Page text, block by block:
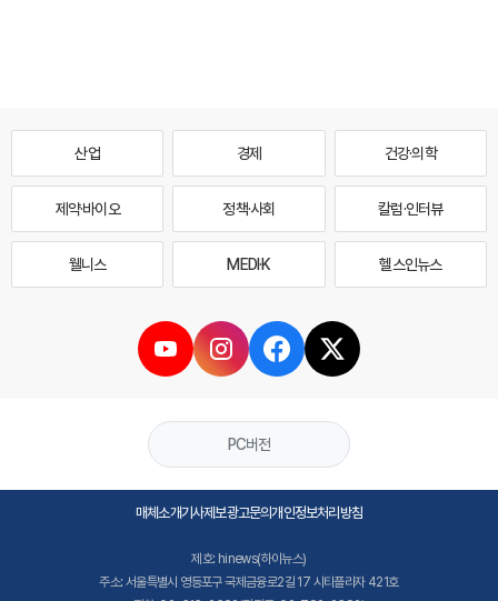
산업 경제 건강·의학
제약·바이오 정책·사회 칼럼·인터뷰
웰니스 MEDI·K 헬스인뉴스
PC버전
매체소개기사제보광고문의개인정보처리방침
제호: hinews(하이뉴스)
주소: 서울특별시 영등포구 국제금융로2길 17 시티플라자 421호